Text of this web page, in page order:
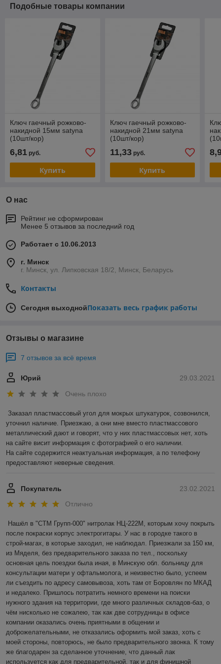
Подобные товары компании
Ключ гаечный рожково-
накидной 15мм satyna
(10шт/кор)
6,81 руб.
Купить
Ключ гаечный рожково-
накидной 21мм satyna
(10шт/кор)
11,33руб.
Купить
О нас
Рейтинг не сформирован
Менее 5 отзывов за последний год
Работает с 10.06.2013
г. Минск
г. Минск, ул. Липковская 18/2, Минск, Беларусь
Контакты
Сегодня выходнойПоказать весь график работы
Отзывы о магазине
7 отзывов за всё время
29.03.2021
Юрий
Очень плохо
Заказал пластмассовый угол для мокрых штукатурок, созвонился,
уточнил наличие. Приезжаю, а они мне вместо пластмассового
металлический дают и говорят, что у них пластмассовых нет, хоть
на сайте висит информация с фотографией о его наличии.
На сайте содержится неактуальная информация, а по телефону
предоставляют неверные сведения.
23.02.2021
Покупатель
Отлично
Нашёл в "СТМ Групп-000" нитролак НЦ-222М, которым хочу покрыть
после покраски корпус электрогитары. У нас в городке такого в
строй-магах, в которые заходил, не наблюдал. Приезжали за 150 км,
из Мяделя, без предварительного заказа по тел., поскольку
основная цель поездки была иная, в Минскую обл. больницу для
консультации матери у офтальмолога, и неизвестно было, успеем
ли съездить по адресу самовывоза, хоть там от Боровлян по МКАД
и недалеко. Пришлось потратить немного времени на поиски
нужного здания на территории, где много различных складов-баз, о
чём нисколько не сожалею, так как две сотрудницы в офисе
компании оказались очень приятными в общении и
доброжелательными, не отказались оформить мой заказ, хоть с
моей стороны, повторюсь, не было предварительного звонка. К тому
же благодарен за сделанное уточнение, что данный лак
используется как для предварительной, так и для финишной